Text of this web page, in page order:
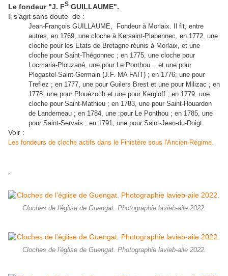
Le fondeur "J. FS GUILLAUME".
Il s'agit sans doute de :
Jean-François GUILLAUME, Fondeur à Morlaix. Il fit, entre
autres, en 1769, une cloche à Kersaint-Plabennec, en 1772, une
cloche pour les Etats de Bretagne réunis à Morlaix, et une
cloche pour Saint-Thégonnec ; en 1775, une cloche pour
Locmaria-Plouzané, une pour Le Ponthou .. et une pour
Plogastel-Saint-Germain (J.F. MA FAIT) ; en 1776; une pour
Treflez ; en 1777, une pour Guilers Brest et une pour Milizac ; en
1778, une pour Plouézoch et une pour Kergloff ; en 1779, une
cloche pour Saint-Mathieu ; en 1783, une pour Saint-Houardon
de Landerneau ; en 1784, une :pour Le Ponthou ; en 1785, une
pour Saint-Servais ; en 1791, une pour Saint-Jean-du-Doigt.
Voir :
Les fondeurs de cloche actifs dans le Finistère sous l'Ancien-Régime.
.
Cloches de l'église de Guengat. Photographie lavieb-aile 2022.
Cloches de l'église de Guengat. Photographie lavieb-aile 2022.